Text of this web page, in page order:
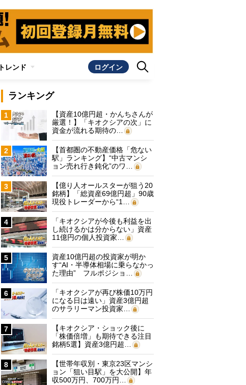
トレンド ログイン
ランキング
1
【資産10億円超・かんちさんが
厳選！】「キオクシアの次」に
資金が流れる期待の…
2
【首都圏の不動産価格「危ない
駅」ランキング】“中古マンシ
ョン売れ行き鈍化”のワ…
3
【億り人オールスターが狙う20
銘柄】「総資産69億円超」90歳
現役トレーダーから“1…
4
「キオクシアが今後も利益を出
し続けるかは分からない」資産
11億円の個人投資家…
5
資産10億円超の投資家が明か
す“AI・半導体相場に乗らなかっ
た理由” フルポジショ…
6
「キオクシアが再び株価10万円
になる日は遠い」資産3億円超
のサラリーマン投資家…
7
【キオクシア・ショック後に
「株価倍増」も期待できる注目
銘柄5選】資産3億円超…
8
【世帯年収別・東京23区マンシ
ョン「狙い目駅」を大公開】年
収500万円、700万円…